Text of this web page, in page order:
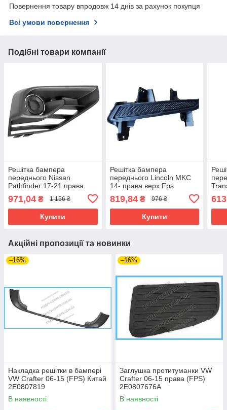
Повернення товару впродовж 14 днів за рахунок покупця
Всі умови повернення
Подібні товари компанії
Решітка бампера
переднього Nissan
Pathfinder 17-21 права
тум.,чорн.текст.
971,04 ₴ 1 156 ₴
Купити
Решітка бампера
переднього Lincoln MKC
14- права верх.Fps
819,84₴ 976 ₴
Купити
Акційні пропозиції та новинки
–16%
Накладка решітки в бампері
VW Crafter 06-15 (FPS) Китай
2E0807819
В наявності
–16%
Заглушка протитуманки VW
Crafter 06-15 права (FPS)
2E0807676A
В наявності